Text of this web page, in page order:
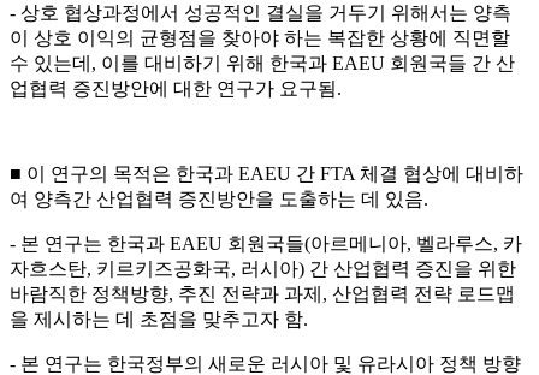
- 상호 협상과정에서 성공적인 결실을 거두기 위해서는 양측
이 상호 이익의 균형점을 찾아야 하는 복잡한 상황에 직면할
수 있는데, 이를 대비하기 위해 한국과 EAEU 회원국들 간 산
업협력 증진방안에 대한 연구가 요구됨.
■ 이 연구의 목적은 한국과 EAEU 간 FTA 체결 협상에 대비하
여 양측간 산업협력 증진방안을 도출하는 데 있음.
- 본 연구는 한국과 EAEU 회원국들(아르메니아, 벨라루스, 카
자흐스탄, 키르키즈공화국, 러시아) 간 산업협력 증진을 위한
바람직한 정책방향, 추진 전략과 과제, 산업협력 전략 로드맵
을 제시하는 데 초점을 맞추고자 함.
- 본 연구는 한국정부의 새로운 러시아 및 유라시아 정책 방향